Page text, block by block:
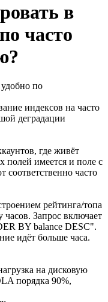
в
часто
по
индексов на часто
деградации
где живёт
полей имеется и поле с
соответственно часто
рейтинга/топа
часов. Запрос включает
BY balance DESC".
идёт больше часа.
на дисковую
порядка 90%,